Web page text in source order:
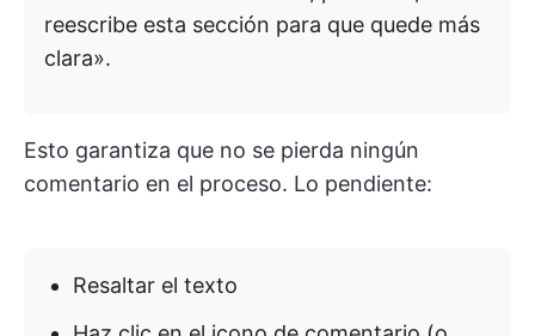
reescribe esta sección para que quede más
clara».
Esto garantiza que no se pierda ningún
comentario en el proceso. Lo pendiente:
Resaltar el texto